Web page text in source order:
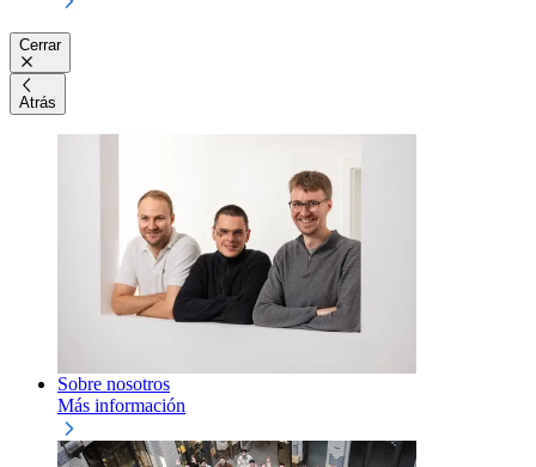
Cerrar
Atrás
Sobre nosotros
Más información